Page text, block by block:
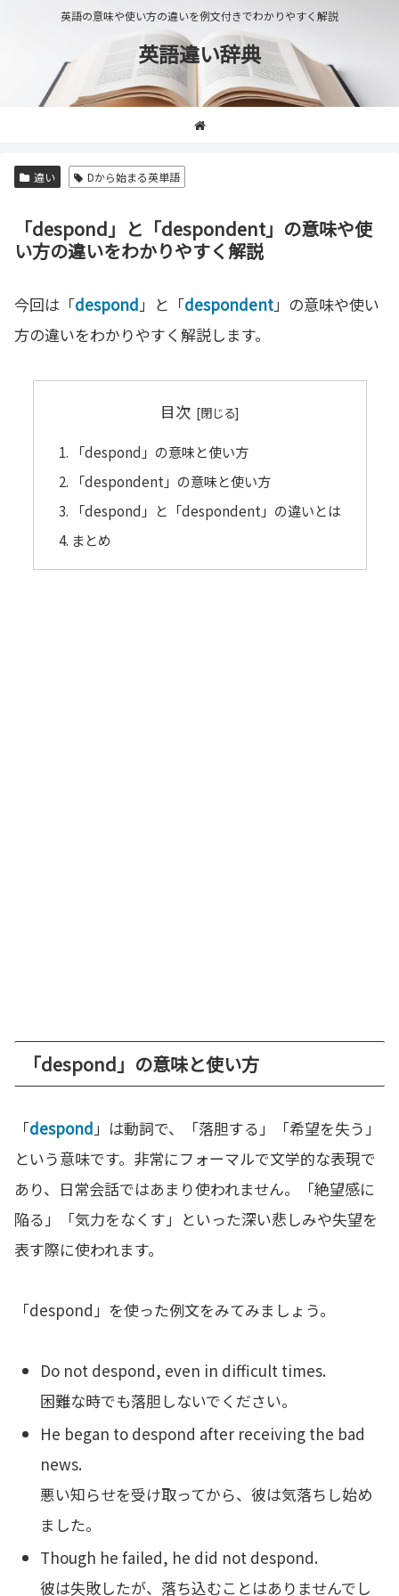
英語の意味や使い方の違いを例文付きでわかりやすく解説
英語違い辞典
違い Dから始まる英単語
「despond」と「despondent」の意味や使
い方の違いをわかりやすく解説
今回は「despond」と「despondent」の意味や使い
方の違いをわかりやすく解説します。
目次
「despond」の意味と使い方
「despondent」の意味と使い方
「despond」と「despondent」の違いとは
まとめ
「despond」の意味と使い方
「despond 」は動詞で、「落胆する」「希望を失う」
という意味です。非常にフォーマルで文学的な表現で
あり、日常会話ではあまり使われません。「絶望感に
陥る」「気力をなくす」といった深い悲しみや失望を
表す際に使われます。
「despond」を使った例文をみてみましょう。
Do not despond, even in difficult times.
困難な時でも落胆しないでください。
He began to despond after receiving the bad
news.
悪い知らせを受け取ってから、彼は気落ちし始め
ました。
Though he failed, he did not despond.
彼は失敗したが、落ち込むことはありませんでし